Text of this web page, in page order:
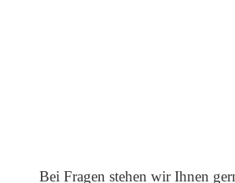
Bei Fragen stehen wir Ihnen